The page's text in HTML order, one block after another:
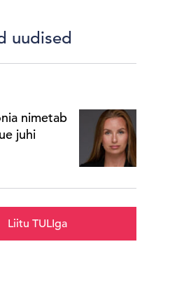
uudised
nimetab
juhi
Liitu TULIga